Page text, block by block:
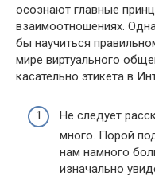
осознают главные
взаимоотношениях.
бы научиться
мире виртуального
касательно этикета в
Не следует
много. Порой
нам намного
изначально